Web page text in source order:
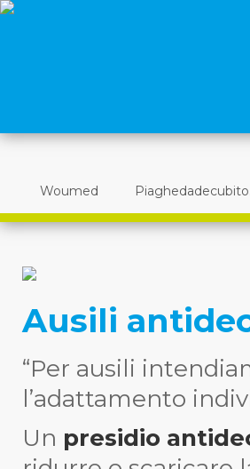
Woumed
Ausili
“Per ausili
l’adattamento
Un presidio